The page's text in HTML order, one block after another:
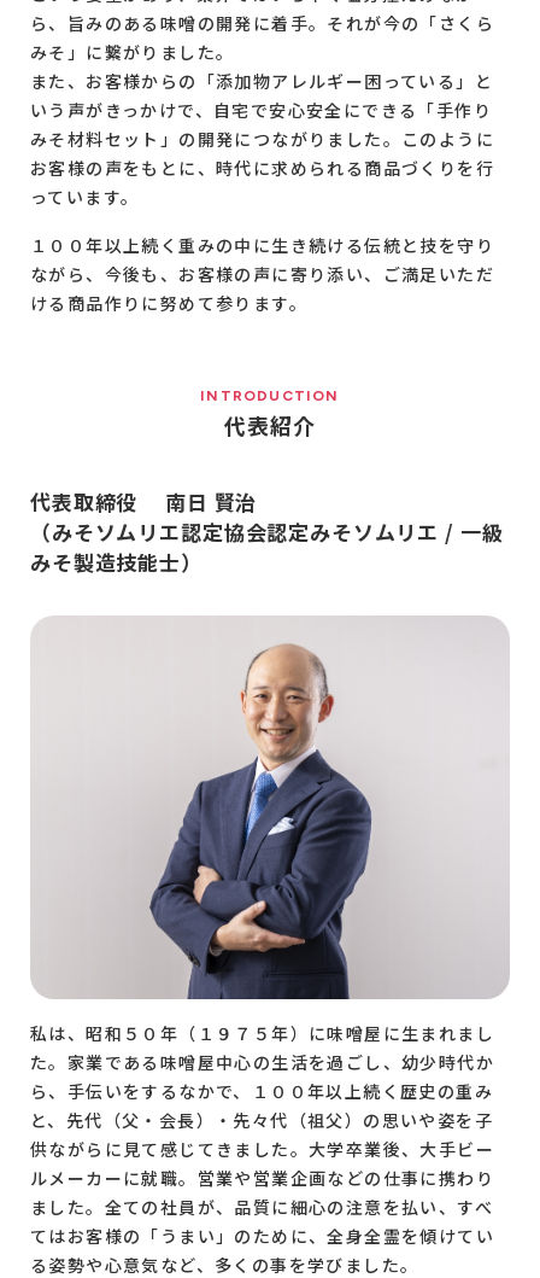
ら、旨みのある味噌の開発に着手。それが今の「さくら
みそ」に繋がりました。
また、お客様からの「添加物アレルギー困っている」と
いう声がきっかけで、自宅で安心安全にできる「手作り
みそ材料セット」の開発につながりました。このように
お客様の声をもとに、時代に求められる商品づくりを行
っています。
１００年以上続く重みの中に生き続ける伝統と技を守り
ながら、今後も、お客様の声に寄り添い、ご満足いただ
ける商品作りに努めて参ります。
INTRODUCTION
代表紹介
代表取締役 南日 賢治
（みそソムリエ認定協会認定みそソムリエ / 一級
みそ製造技能士）
私は、昭和５０年（１９７５年）に味噌屋に生まれまし
た。家業である味噌屋中心の生活を過ごし、幼少時代か
ら、手伝いをするなかで、１００年以上続く歴史の重み
と、先代（父・会長）・先々代（祖父）の思いや姿を子
供ながらに見て感じてきました。大学卒業後、大手ビー
ルメーカーに就職。営業や営業企画などの仕事に携わり
ました。全ての社員が、品質に細心の注意を払い、すべ
てはお客様の「うまい」のために、全身全霊を傾けてい
る姿勢や心意気など、多くの事を学びました。